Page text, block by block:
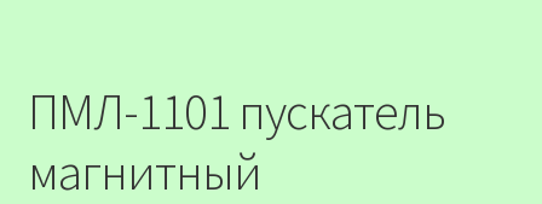
Прайс
Контакти
ПМЛ-1101 пускатель
магнитный